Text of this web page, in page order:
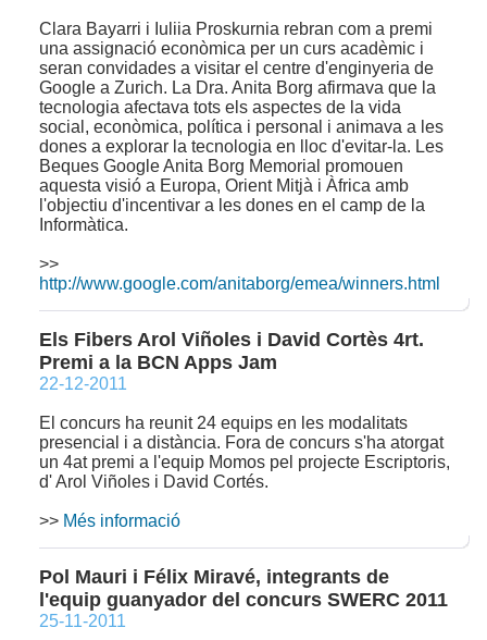
Clara Bayarri i Iuliia Proskurnia rebran com a premi
una assignació econòmica per un curs acadèmic i
seran convidades a visitar el centre d'enginyeria de
Google a Zurich. La Dra. Anita Borg afirmava que la
tecnologia afectava tots els aspectes de la vida
social, econòmica, política i personal i animava a les
dones a explorar la tecnologia en lloc d'evitar-la. Les
Beques Google Anita Borg Memorial promouen
aquesta visió a Europa, Orient Mitjà i Àfrica amb
l'objectiu d'incentivar a les dones en el camp de la
Informàtica.
>>
http://www.google.com/anitaborg/emea/winners.html
Els Fibers Arol Viñoles i David Cortès 4rt.
Premi a la BCN Apps Jam
22-12-2011
El concurs ha reunit 24 equips en les modalitats
presencial i a distància. Fora de concurs s'ha atorgat
un 4at premi a l'equip Momos pel projecte Escriptoris,
d' Arol Viñoles i David Cortés.
>> Més informació
Pol Mauri i Félix Miravé, integrants de
l'equip guanyador del concurs SWERC 2011
25-11-2011